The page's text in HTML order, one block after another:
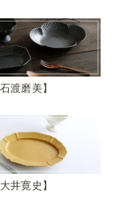
石渡磨美
大井寛史